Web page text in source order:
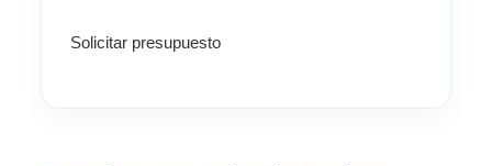
Solicitar presupuesto